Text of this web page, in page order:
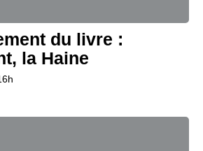
du livre :
la Haine